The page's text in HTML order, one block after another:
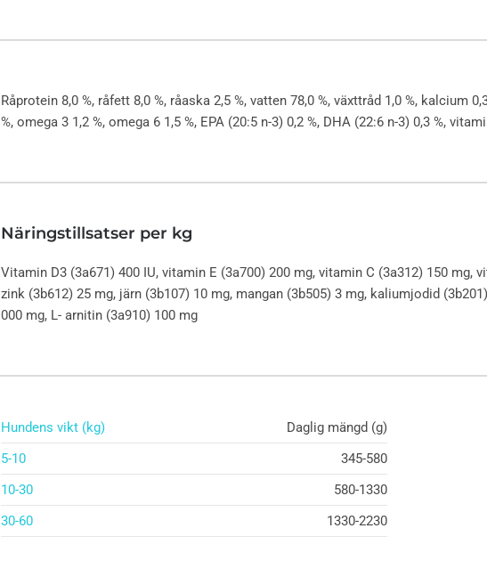
Råprotein 8,0 %, råfett 8,0 %, råaska 2,5 %, vatten 78,0 %, växttråd 1,0 %, kalcium
%, omega 3 1,2 %, omega 6 1,5 %, EPA (20:5 n-3) 0,2 %, DHA (22:6 n-3) 0,3 %,
Näringstillsatser per kg
Vitamin D3 (3a671) 400 IU, vitamin E (3a700) 200 mg, vitamin C (3a312) 150 mg,
zink (3b612) 25 mg, järn (3b107) 10 mg, mangan (3b505) 3 mg, kaliumjodid
000 mg, L- arnitin (3a910) 100 mg
Hundens vikt (kg)
Daglig mängd (g)
5-10
345-580
10-30
580-1330
30-60
1330-2230